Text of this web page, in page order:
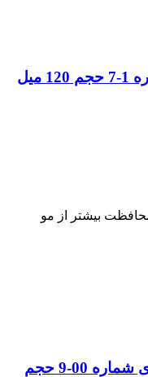
رنگ مو الوکسین سری دودی شماره 1-7 حجم 120 میل
بیشتر از مو
رنگ مو الوکسین سری طبیعی قوی شماره 00-9 حجم